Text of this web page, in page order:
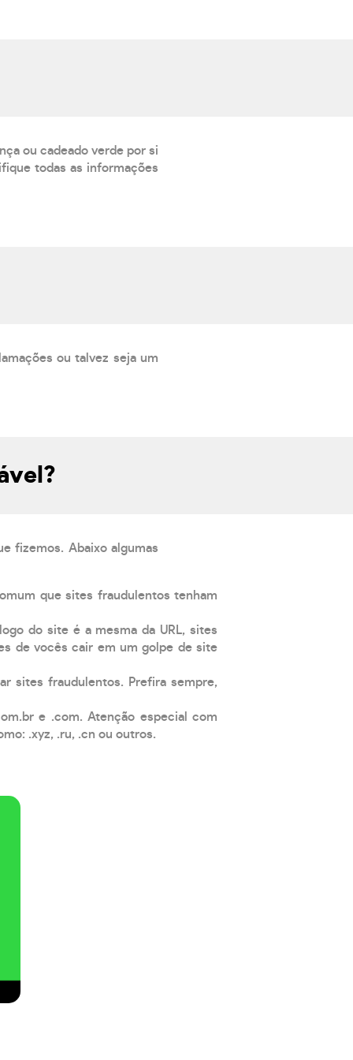
ou cadeado verde por si
todas as informações
ou talvez seja um
fizemos. Abaixo algumas
que sites fraudulentos tenham
do site é a mesma da URL, sites
de vocês cair em um golpe de site
sites fraudulentos. Prefira sempre,
e .com. Atenção especial com
.xyz, .ru, .cn ou outros.